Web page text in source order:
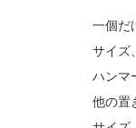
一個だ
サイズ
ハンマ
他の置